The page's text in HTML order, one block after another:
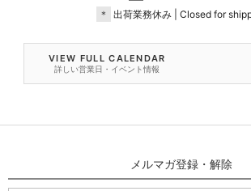
＊
出荷業務休み | Closed for
VIEW FULL CALENDAR
詳しい営業日・イベント情報
メルマガ登録・解除